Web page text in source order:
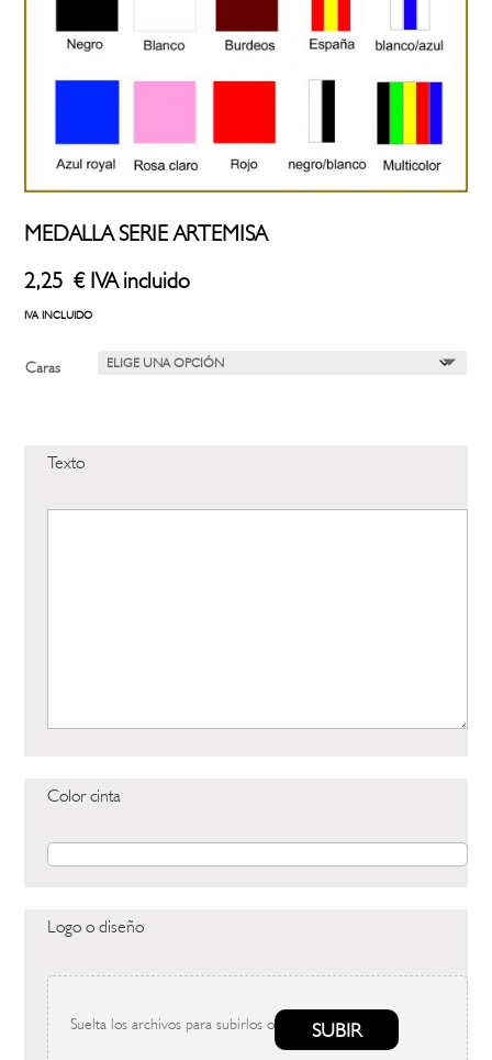
MEDALLA SERIE ARTEMISA
2,25€ IVA incluido
IVA INCLUIDO
Caras
Texto
Color cinta
Logo o diseño
Suelta los archivos para subirlos o SUBIR